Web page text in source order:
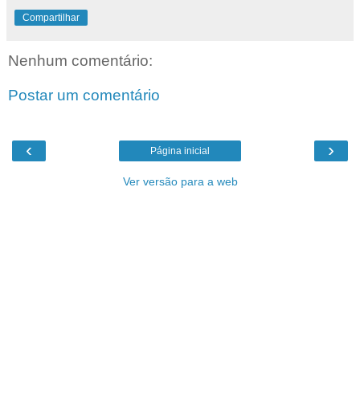
Compartilhar
Nenhum comentário:
Postar um comentário
‹ ›
Página inicial
Ver versão para a web